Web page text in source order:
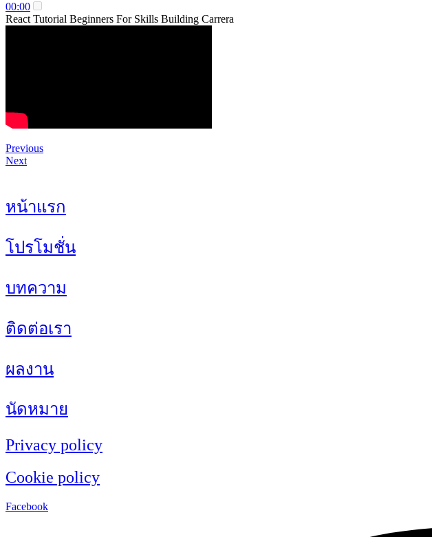
00:00
React Tutorial Beginners For Skills Building Carrera
Previous
Next
หน้าแรก
โปรโมชั่น
บทความ
ติดต่อเรา
ผลงาน
นัดหมาย
Privacy policy
Cookie policy
Facebook